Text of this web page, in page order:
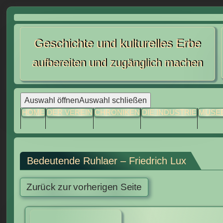
Skip
contentGeschichte und kulturelles Erbe
aufbereiten und zugänglich machen
Auswahl öffnenAuswahl schließen
HOME DER VEREIN CHRONIKEN DIE INDUSTRIE
Bedeutende Ruhlaer – Friedrich Lux